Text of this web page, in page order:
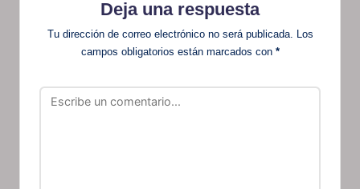
Deja una respuesta
Tu dirección de correo electrónico no será publicada. Los
campos obligatorios están marcados con *